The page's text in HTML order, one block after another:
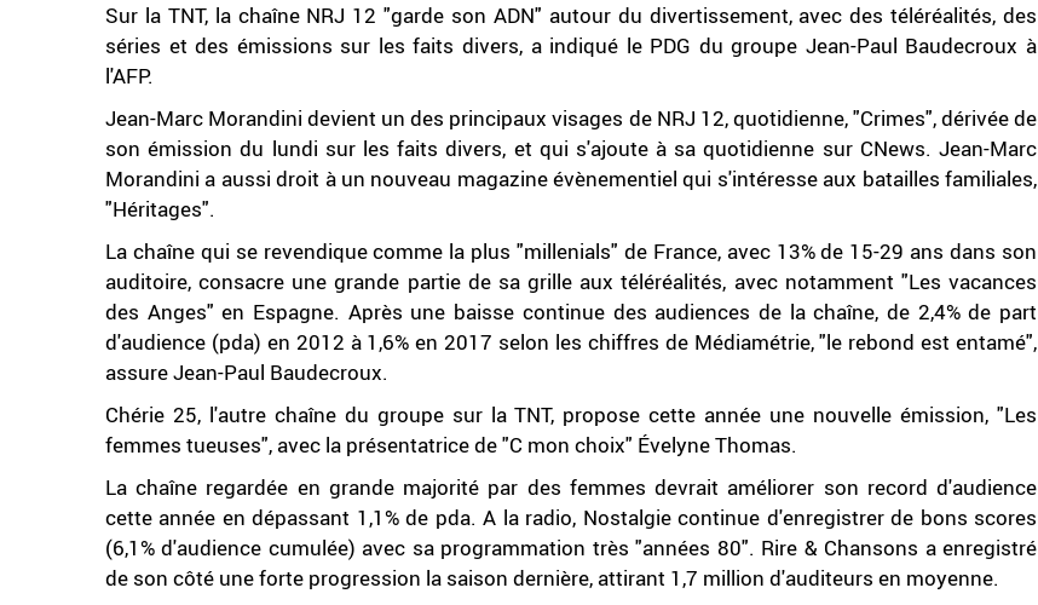
Sur la TNT, la chaîne NRJ 12 "garde son ADN" autour du divertissement, avec des téléréalités, des
séries et des émissions sur les faits divers, a indiqué le PDG du groupe Jean-Paul Baudecroux à
l'AFP.
Jean-Marc Morandini devient un des principaux visages de NRJ 12, quotidienne, "Crimes", dérivée de
son émission du lundi sur les faits divers, et qui s'ajoute à sa quotidienne sur CNews. Jean-Marc
Morandini a aussi droit à un nouveau magazine évènementiel qui s'intéresse aux batailles familiales,
"Héritages".
La chaîne qui se revendique comme la plus "millenials" de France, avec 13% de 15-29 ans dans son
auditoire, consacre une grande partie de sa grille aux téléréalités, avec notamment "Les vacances
des Anges" en Espagne. Après une baisse continue des audiences de la chaîne, de 2,4% de part
d'audience (pda) en 2012 à 1,6% en 2017 selon les chiffres de Médiamétrie, "le rebond est entamé",
assure Jean-Paul Baudecroux.
Chérie 25, l'autre chaîne du groupe sur la TNT, propose cette année une nouvelle émission, "Les
femmes tueuses", avec la présentatrice de "C mon choix" Évelyne Thomas.
La chaîne regardée en grande majorité par des femmes devrait améliorer son record d'audience
cette année en dépassant 1,1% de pda. A la radio, Nostalgie continue d'enregistrer de bons scores
(6,1% d'audience cumulée) avec sa programmation très "années 80". Rire & Chansons a enregistré
de son côté une forte progression la saison dernière, attirant 1,7 million d'auditeurs en moyenne.